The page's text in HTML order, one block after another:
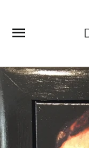
SITE